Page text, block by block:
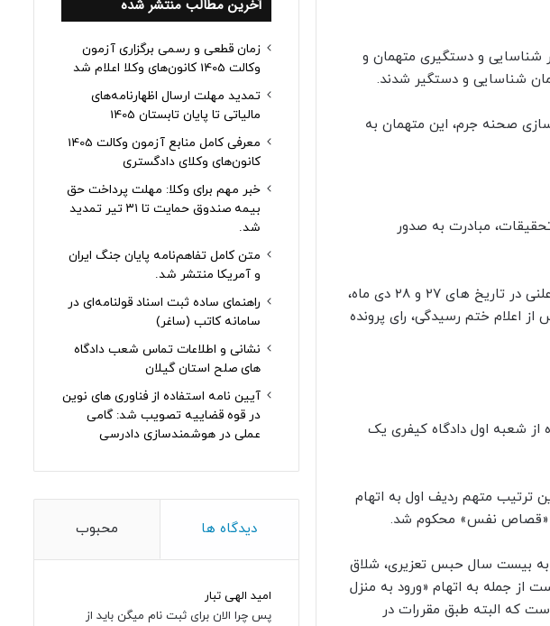
شناسایی و دستگیری متهمان و
شناسایی و دستگیر شدند.
صحنه جرم، این متهمان به
مبادرت به صدور
پس از ارجاع پرونده به شعبه اول دادگاه کیفری یک استان البرز و طی تشریفات قانونی، جلسات رسیدگی علنی در تاریخ های ۲۷ و ۲۸ دی ماه،
اعلام ختم رسیدگی، رای پرونده
شعبه اول دادگاه کیفری یک
ترتیب متهم ردیف اول به اتهام
«قصاص نفس» محکوم شد.
به بیست سال حبس تعزیری، شلاق
از جمله به اتهام «ورود به منزل
که البته طبق مقررات در
آخرین مطالب منتشر شده
زمان قطعی و رسمی برگزاری آزمون
وکالت 1405 کانون‌های وکلا اعلام شد
تمدید مهلت ارسال اظهارنامه‌های
مالیاتی تا پایان تابستان 1405
معرفی کامل منابع آزمون وکالت 1405
کانون‌های وکلای دادگستری
خبر مهم برای وکلا: مهلت پرداخت حق
بیمه صندوق حمایت تا ۳۱ تیر تمدید
شد.
متن کامل تفاهم‌نامه پایان جنگ ایران
و آمریکا منتشر شد.
راهنمای ساده ثبت اسناد قولنامه‌ای در
سامانه کاتب (ساغر)
نشانی و اطلاعات تماس شعب دادگاه
های صلح استان گیلان
آیین نامه استفاده از فناوری های نوین
در قوه قضاییه تصویب شد: گامی
عملی در هوشمندسازی دادرسی
دیدگاه ها محبوب
امید الهی تبار
پس چرا الان برای ثبت نام میگن باید از